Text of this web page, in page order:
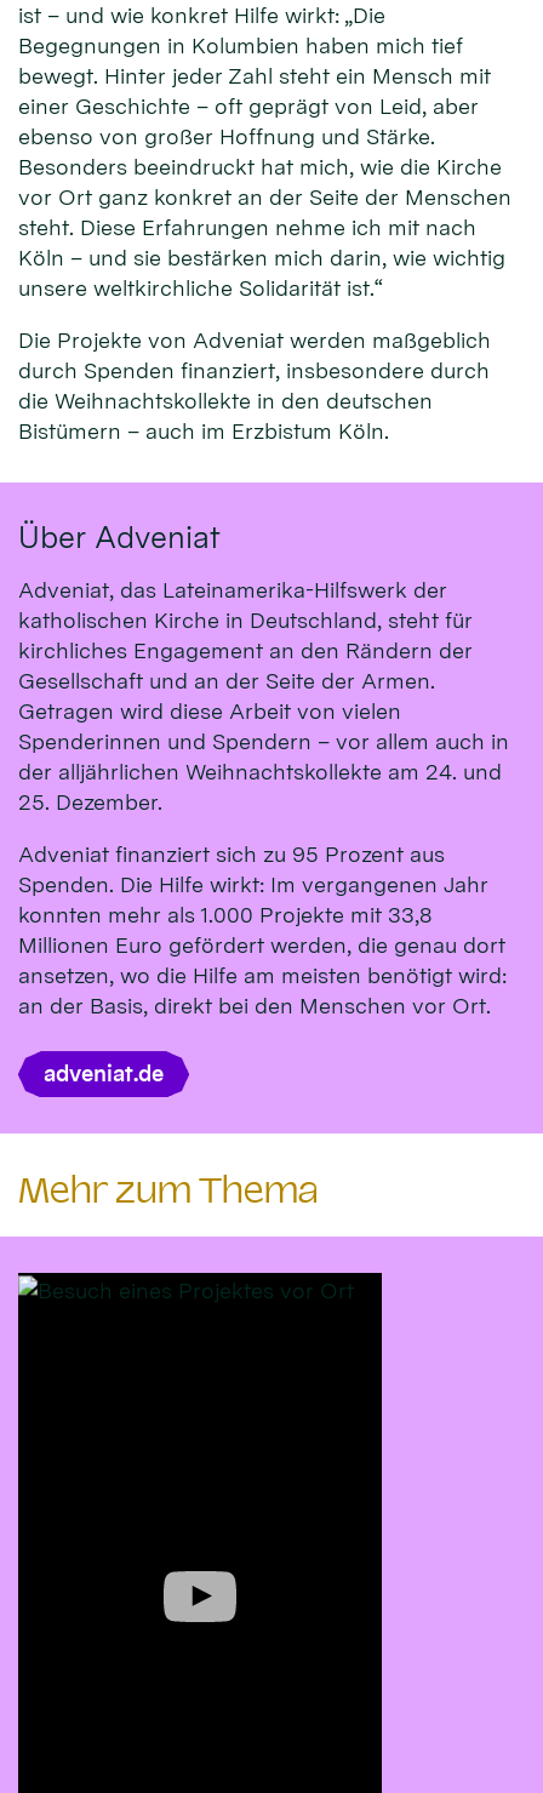
ist – und wie konkret Hilfe wirkt: „Die
Begegnungen in Kolumbien haben mich tief
bewegt. Hinter jeder Zahl steht ein Mensch mit
einer Geschichte – oft geprägt von Leid, aber
ebenso von großer Hoffnung und Stärke.
Besonders beeindruckt hat mich, wie die Kirche
vor Ort ganz konkret an der Seite der Menschen
steht. Diese Erfahrungen nehme ich mit nach
Köln – und sie bestärken mich darin, wie wichtig
unsere weltkirchliche Solidarität ist.“
Die Projekte von Adveniat werden maßgeblich
durch Spenden finanziert, insbesondere durch
die Weihnachtskollekte in den deutschen
Bistümern – auch im Erzbistum Köln.
Über Adveniat
Adveniat, das Lateinamerika-Hilfswerk der
katholischen Kirche in Deutschland, steht für
kirchliches Engagement an den Rändern der
Gesellschaft und an der Seite der Armen.
Getragen wird diese Arbeit von vielen
Spenderinnen und Spendern – vor allem auch in
der alljährlichen Weihnachtskollekte am 24. und
25. Dezember.
Adveniat finanziert sich zu 95 Prozent aus
Spenden. Die Hilfe wirkt: Im vergangenen Jahr
konnten mehr als 1.000 Projekte mit 33,8
Millionen Euro gefördert werden, die genau dort
ansetzen, wo die Hilfe am meisten benötigt wird:
an der Basis, direkt bei den Menschen vor Ort.
adveniat.de
Mehr zum Thema